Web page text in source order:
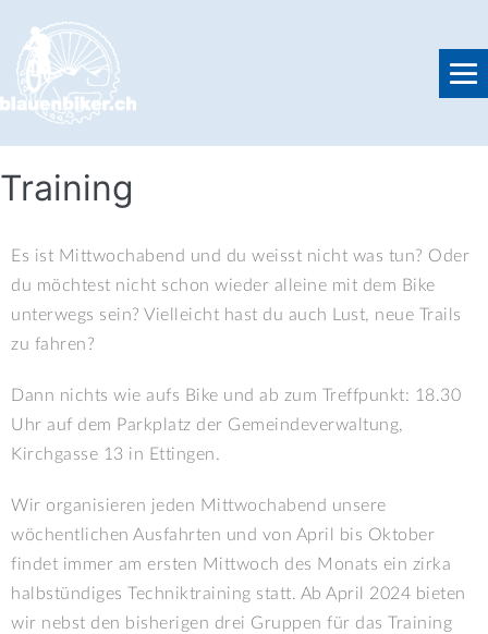
Training
Es ist Mittwochabend und du weisst nicht was tun? Oder
du möchtest nicht schon wieder alleine mit dem Bike
unterwegs sein? Vielleicht hast du auch Lust, neue Trails
zu fahren?
Dann nichts wie aufs Bike und ab zum Treffpunkt: 18.30
Uhr auf dem Parkplatz der Gemeindeverwaltung,
Kirchgasse 13 in Ettingen.
Wir organisieren jeden Mittwochabend unsere
wöchentlichen Ausfahrten und von April bis Oktober
findet immer am ersten Mittwoch des Monats ein zirka
halbstündiges Techniktraining statt. Ab April 2024 bieten
wir nebst den bisherigen drei Gruppen für das Training